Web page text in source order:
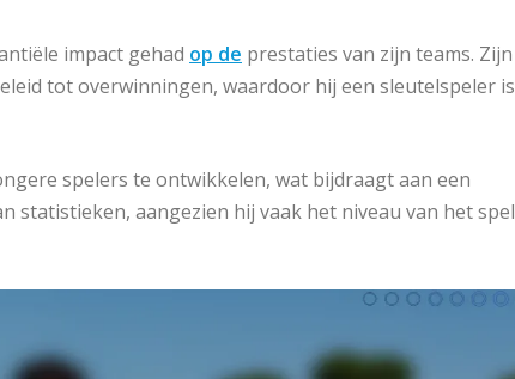
impact gehad op de prestaties van zijn teams. Zijn
tot overwinningen, waardoor hij een sleutelspeler is
spelers te ontwikkelen, wat bijdraagt aan een
statistieken, aangezien hij vaak het niveau van het spel